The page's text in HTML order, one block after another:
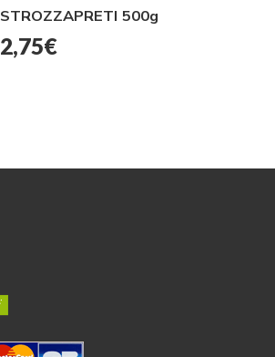
STROZZAPRETI 500g
2,75€